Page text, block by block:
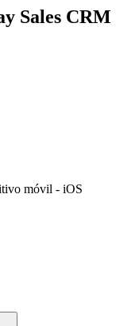
Sales CRM
móvil - iOS